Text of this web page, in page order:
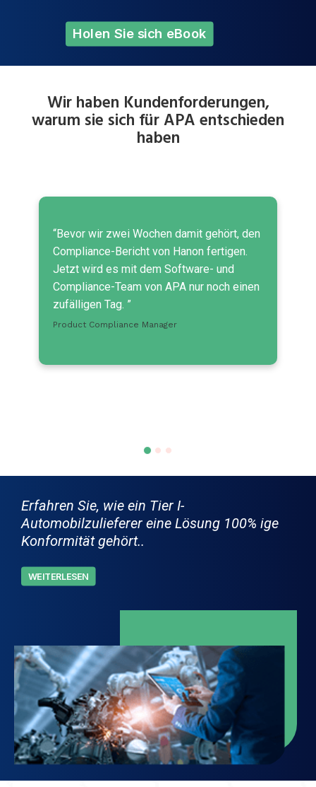
Holen Sie sich eBook
Wir haben Kundenforderungen,
warum sie sich für APA entschieden
haben
“Bevor wir zwei Wochen damit gehört, den
Compliance-Bericht von Hanon fertigen.
Jetzt wird es mit dem Software- und
Compliance-Team von APA nur noch einen
zufälligen Tag. ”
Product Compliance Manager
Erfahren Sie, wie ein Tier I-
Automobilzulieferer eine Lösung 100% ige
Konformität gehört..
WEITERLESEN